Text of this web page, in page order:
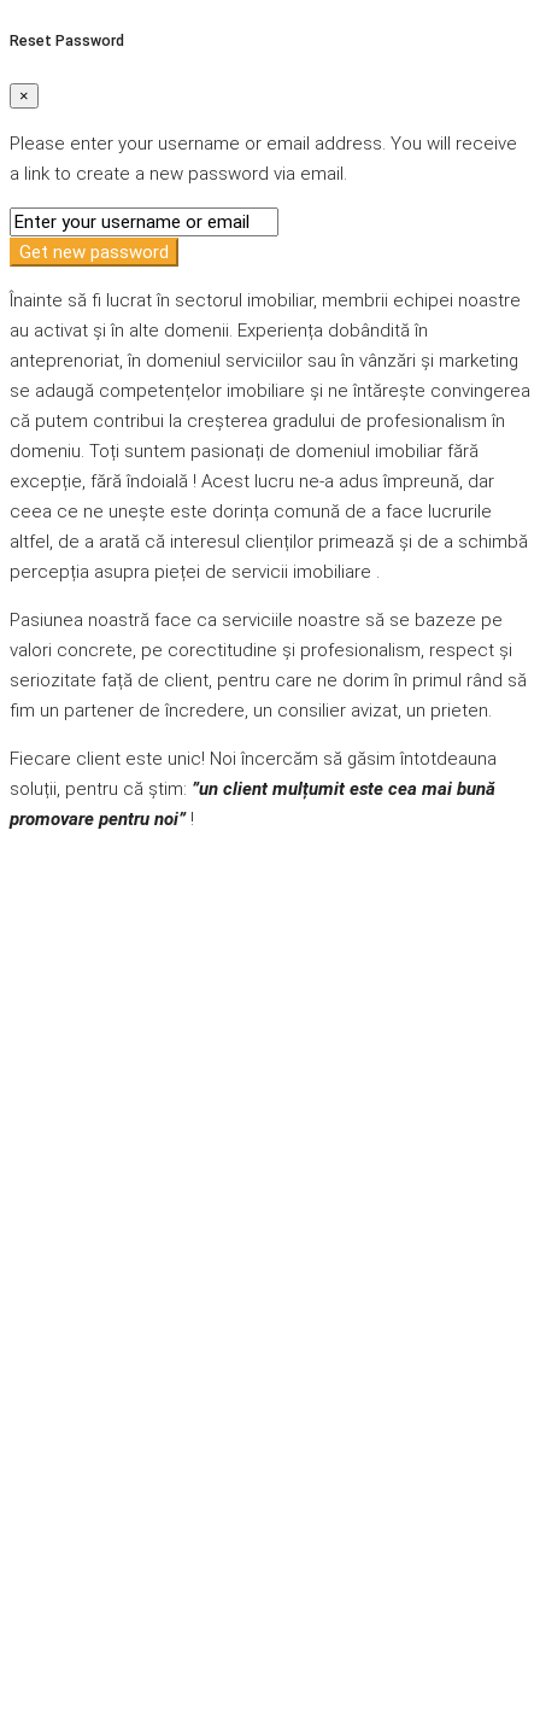
Reset Password
×
Please enter your username or email address. You will receive
a link to create a new password via email.
Get new password
Înainte să fi lucrat în sectorul imobiliar, membrii echipei noastre
au activat și în alte domenii. Experiența dobândită în
anteprenoriat, în domeniul serviciilor sau în vânzări și marketing
se adaugă competențelor imobiliare și ne întărește convingerea
că putem contribui la creșterea gradului de profesionalism în
domeniu. Toți suntem pasionați de domeniul imobiliar fără
excepție, fără îndoială ! Acest lucru ne-a adus împreună, dar
ceea ce ne unește este dorința comună de a face lucrurile
altfel, de a arată că interesul clienților primează și de a schimbă
percepția asupra pieței de servicii imobiliare .
Pasiunea noastră face ca serviciile noastre să se bazeze pe
valori concrete, pe corectitudine și profesionalism, respect și
seriozitate față de client, pentru care ne dorim în primul rând să
fim un partener de încredere, un consilier avizat, un prieten.
Fiecare client este unic! Noi încercăm să găsim întotdeauna
soluții, pentru că știm: ”un client mulțumit este cea mai bună
promovare pentru noi”!